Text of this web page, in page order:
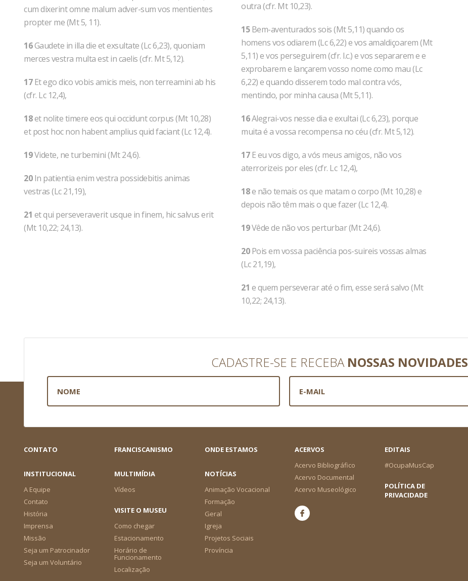
cum dixerint omne malum adver-sum vos mentientes
propter me (Mt 5, 11).
16Gaudete in illa die et exsultate (Lc 6,23), quoniam
merces vestra multa est in caelis (cfr. Mt 5,12).
17Et ego dico vobis amicis meis, non terreamini ab his
(cfr. Lc 12,4),
18et nolite timere eos qui occidunt corpus (Mt 10,28)
et post hoc non habent amplius quid faciant (Lc 12,4).
19Videte, ne turbemini (Mt 24,6).
20In patientia enim vestra possidebitis animas
vestras (Lc 21,19),
21 et qui perseveraverit usque in finem, hic salvus erit
(Mt 10,22; 24,13).
outra (cfr. Mt 10,23).
15Bem-aventurados sois (Mt 5,11) quando os
homens vos odiarem (Lc 6,22) e vos amaldiçoarem (Mt
5,11) e vos perseguirem (cfr. l.c.) e vos separarem e e
exprobarem e lançarem vosso nome como mau (Lc
6,22) e quando disserem todo mal contra vós,
mentindo, por minha causa (Mt 5,11).
16Alegrai-vos nesse dia e exultai (Lc 6,23), porque
muita é a vossa recompensa no céu (cfr. Mt 5,12).
17E eu vos digo, a vós meus amigos, não vos
aterrorizeis por eles (cfr. Lc 12,4),
18e não temais os que matam o corpo (Mt 10,28) e
depois não têm mais o que fazer (Lc 12,4).
19Vêde de não vos perturbar (Mt 24,6).
20Pois em vossa paciência pos-suireis vossas almas
(Lc 21,19),
21 e quem perseverar até o fim, esse será salvo (Mt
10,22; 24,13).
CADASTRE-SE E RECEBA NOSSAS NOVIDADES
CONTATO FRANCISCANISMO ONDE ESTAMOS
ACERVOS
Acervo Bibliográfico
Acervo Documental
Acervo Museológico
EDITAIS
#OcupaMusCap
INSTITUCIONAL
A Equipe
Contato
História
Imprensa
Missão
Seja um Patrocinador
Seja um Voluntário
MULTIMÍDIA
Vídeos
NOTÍCIAS
Animação Vocacional
Formação
Geral
Igreja
Projetos Sociais
Província
POLÍTICA DE
PRIVACIDADE
VISITE O MUSEU
Como chegar
Estacionamento
Horário de
Funcionamento
Localização